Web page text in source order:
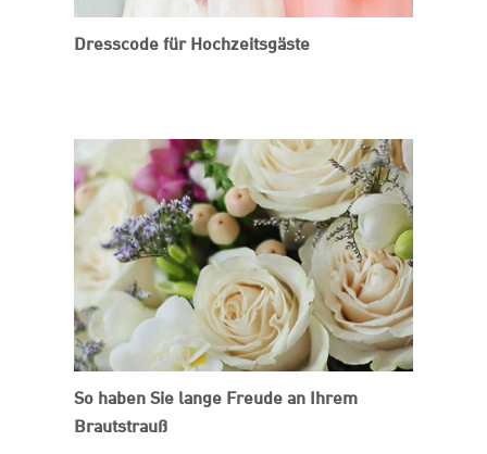
Dresscode für Hochzeitsgäste
So haben Sie lange Freude an Ihrem
Brautstrauß